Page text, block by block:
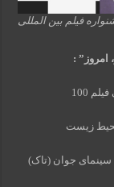
فیلم بین المللی
امروز ”
:
100
زیست
سینمای جوان (تاک)